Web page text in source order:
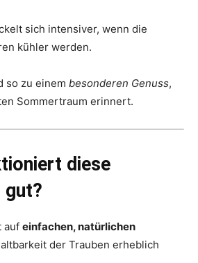
sich intensiver, wenn die
kühler werden.
so zu einem besonderen Genuss,
Sommertraum erinnert.
diese
gut?
auf einfachen, natürlichen
der Trauben erheblich